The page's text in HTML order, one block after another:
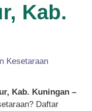
Kab.
Kesetaraan
Kab. Kuningan –
Daftar